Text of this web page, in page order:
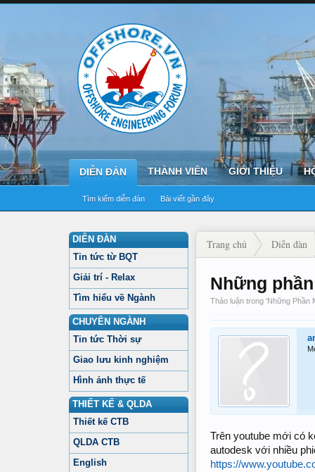
DIỄN ĐÀN
Tìm kiếm diễn đàn Bài viết gần đây
THÀNH VIÊN GIỚI THIỆU
DIỄN ĐÀN
Tin tức từ BQT
Giải trí - Relax
Tìm hiểu về Ngành
CHUYÊN NGÀNH
Tin tức Thời sự
Giao lưu kinh nghiệm
Hình ảnh thực tế
THIẾT KẾ & QLDA
Thiết kế CTB
QLDA CTB
English
Trang chủ Diễn đàn
Những
Thảo luận trong 'Những Phần
Trên youtube mới có
autodesk với nhiều
https://